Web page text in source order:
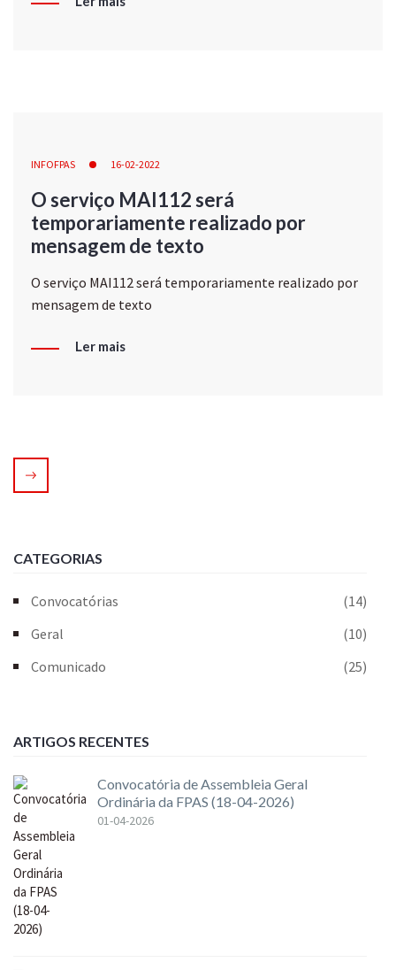
INFOFPAS 16-02-2022
O serviço MAI112 será
temporariamente realizado por
mensagem de texto
O serviço MAI112 será temporariamente realizado por
mensagem de texto
Ler mais
CATEGORIAS
Convocatórias
(14)
Geral
(10)
Comunicado
(25)
ARTIGOS RECENTES
Convocatória de Assembleia Geral
Ordinária da FPAS (18-04-2026)
01-04-2026